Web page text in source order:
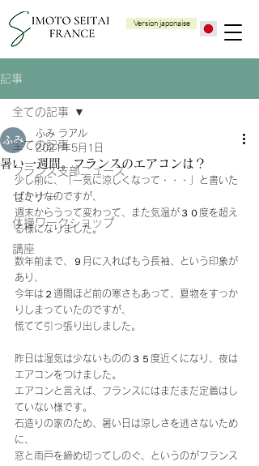
Version japonaise
記事
全ての記事
フランス支部ニュース
セミナー
体操ワークショップ
講座
全ての記事
暑い一週間。フランスのエアコンは？
ふみ ラアル
2021年5月1日
少し前に、「一気に涼しくなって・・・」と書いた
ばかりなのですが、
週末からうって変わって、また気温が３０度を超え
る様になりました。
数年前まで、９月に入ればもう長袖、という印象が
あり、
今年は２週間ほど前の寒さもあって、夏物をすっか
りしまっていたのですが、
慌てて引っ張り出しました。
昨日は湿気は少ないものの３５度近くになり、夜は
エアコンをつけました。
エアコンと言えば、フランスにはまだまだ定着はし
ていない様です。
石造りの家のため、暑い日は涼しさを逃さないため
に、
窓と雨戸を締め切ってしのぐ、というのがフランス